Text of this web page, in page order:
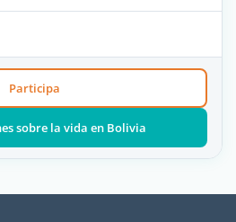
Participa
sobre la vida en Bolivia